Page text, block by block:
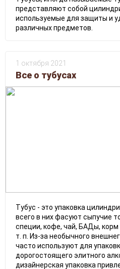
представляют собой
используемые для защиты и
различных предметов.
1 октября 2021
Все о тубусаx
Тубус - это упаковка
всего в них фасуют сыпучие
специи, кофе, чай, БАДы,
т. п. Из-за необычного
часто используют для
дорогостоящего элитного
дизайнерская упаковка